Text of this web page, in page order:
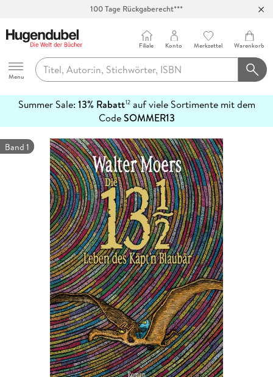
100 Tage Rückgaberecht***
Hugendubel
Menu
Filiale Konto Merkzettel Warenkorb
Summer Sale: 13% Rabatt12auf viele Sortimente mit dem
CodeSOMMER13
erfahren
Band 1